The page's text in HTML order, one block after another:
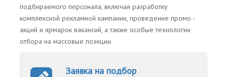
подбираемого персонала, включая разработку
комплексной рекламной кампании, проведение промо -
акций и ярмарок вакансий, а также особые технологии
отбора на массовые позиции.
Заявка на подбор